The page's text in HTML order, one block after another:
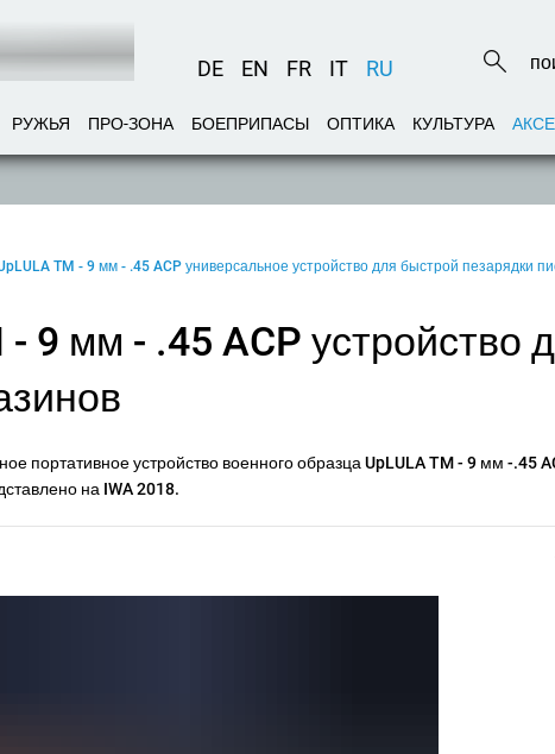
DE EN FR IT RU
РУЖЬЯ ПРО-ЗОНА БОЕПРИПАСЫ ОПТИКА КУЛЬТУРА
TM - 9 мм - .45 ACP универсальное устройство для быстрой пезарядки
9 мм - .45 ACP устройство
портативное устройство военного образца UpLULA TM - 9 мм -.45
на IWA 2018.